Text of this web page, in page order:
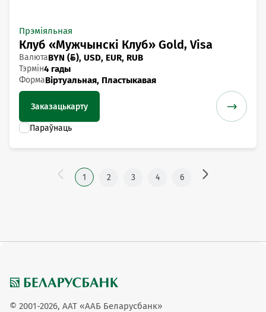
Прэміяльная
Клуб «Мужчынскі Клуб» Gold, Visa
ВалютаBYN (), USD, EUR, RUB
Тэрмін4 гады
ФормаВіртуальная, Пластыкавая
Заказацькарту
1 2 3 4 6
© 2001-2026, ААТ «ААБ Беларусбанк»